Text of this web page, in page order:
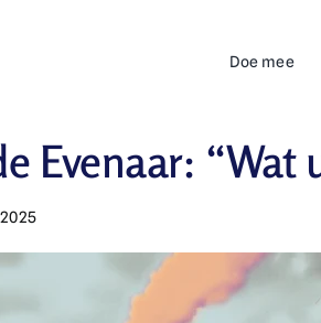
Doe mee
Evenaar: